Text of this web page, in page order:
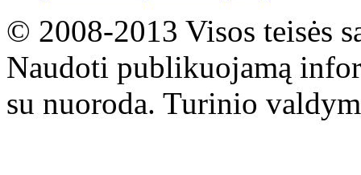
© 2008-2013 Visos teisės
Naudoti publikuojamą
su nuoroda. Turinio